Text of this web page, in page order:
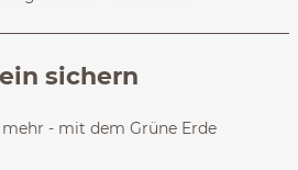
sichern
mehr - mit dem Grüne Erde